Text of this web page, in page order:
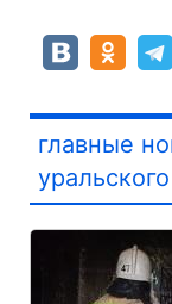
главные
уральского